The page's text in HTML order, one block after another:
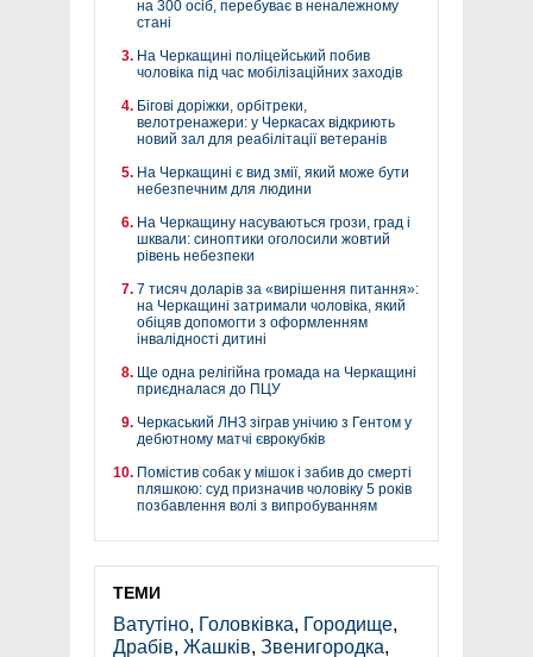
на 300 осіб, перебуває в неналежному
стані
На Черкащині поліцейський побив
чоловіка під час мобілізаційних заходів
Бігові доріжки, орбітреки,
велотренажери: у Черкасах відкриють
новий зал для реабілітації ветеранів
На Черкащині є вид змії, який може бути
небезпечним для людини
На Черкащину насуваються грози, град і
шквали: синоптики оголосили жовтий
рівень небезпеки
7 тисяч доларів за «вирішення питання»:
на Черкащині затримали чоловіка, який
обіцяв допомогти з оформленням
інвалідності дитині
Ще одна релігійна громада на Черкащині
приєдналася до ПЦУ
Черкаський ЛНЗ зіграв унічию з Гентом у
дебютному матчі єврокубків
Помістив собак у мішок і забив до смерті
пляшкою: суд призначив чоловіку 5 років
позбавлення волі з випробуванням
ТЕМИ
Ватутіно, Головківка, Городище,
Драбів, Жашків, Звенигородка,